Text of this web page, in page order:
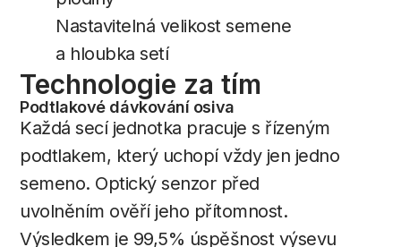
Nastavitelná velikost semene
a hloubka setí
Technologie za tím
Podtlakové dávkování osiva
Každá secí jednotka pracuje s řízeným
podtlakem, který uchopí vždy jen jedno
semeno. Optický senzor před
uvolněním ověří jeho přítomnost.
Výsledkem je 99,5% úspěšnost výsevu